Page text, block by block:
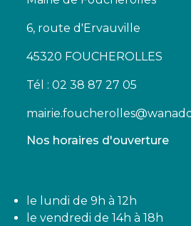
6, route d'Ervauville
45320 FOUCHEROLLES
Tél : 02 38 87 27 05
Nos horaires d'ouverture
le lundi de 9h à 12h
le vendredi de 14h à 18h